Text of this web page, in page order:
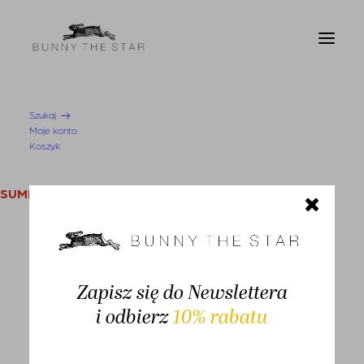
Zapisz się do Newslettera
i odbierz10% rabatu
Szukaj
Moje konto
Koszyk
SUMMER SALE
KOBIETA
Bluzy
shipment